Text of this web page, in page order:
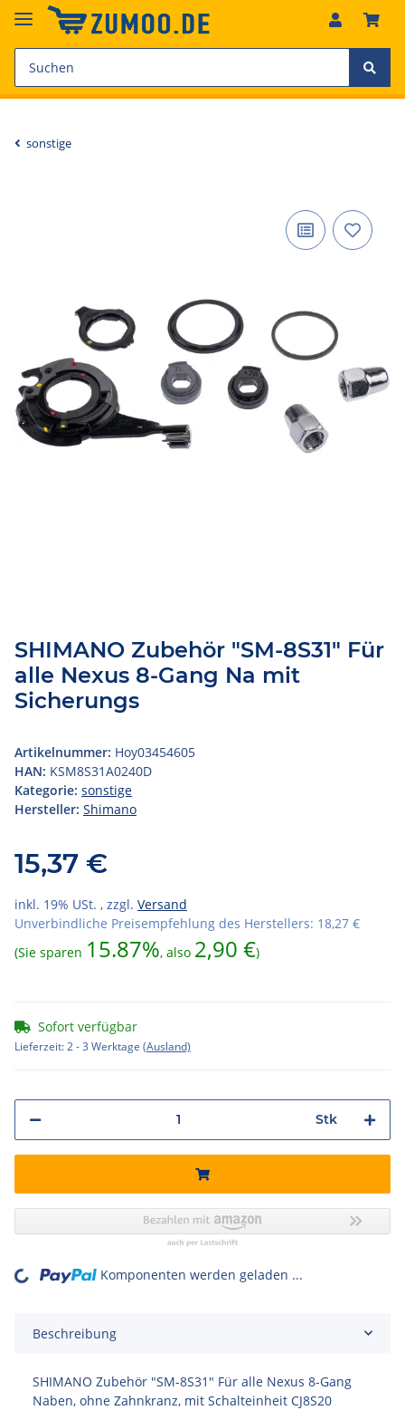
sonstige
SHIMANO Zubehör "SM-8S31" Für
alle Nexus 8-Gang Na mit
Sicherungs
Artikelnummer: Hoy03454605
HAN: KSM8S31A0240D
Kategorie: sonstige
Hersteller: Shimano
15,37 €
inkl. 19% USt. , zzgl. Versand
Unverbindliche Preisempfehlung des Herstellers: 18,27 €
(Sie sparen 15.87%, also 2,90 €)
Sofort verfügbar
Lieferzeit:2 - 3 Werktage (Ausland)
Stk
Loading... Komponenten werden geladen ...
Beschreibung
SHIMANO Zubehör "SM-8S31" Für alle Nexus 8-Gang
Naben, ohne Zahnkranz, mit Schalteinheit CJ8S20